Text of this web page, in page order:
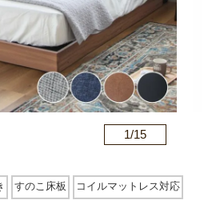
1/15
すのこ床板 コイルマットレス対応